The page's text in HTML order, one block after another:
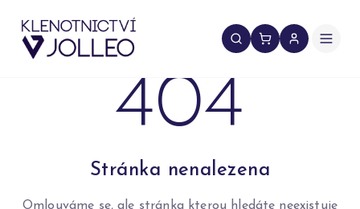
404
Stránka nenalezena
Omlouváme se, ale stránka kterou hledáte neexistuje